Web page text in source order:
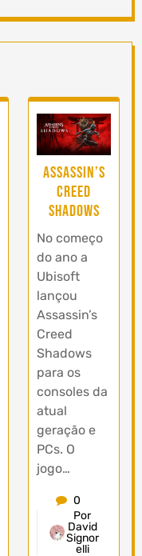
Assassin’s
Creed
Shadows
No começo
do ano a
Ubisoft
lançou
Assassin’s
Creed
Shadows
para os
consoles da
atual
geração e
PCs. O
jogo…
0
Por
David
Signor
elli